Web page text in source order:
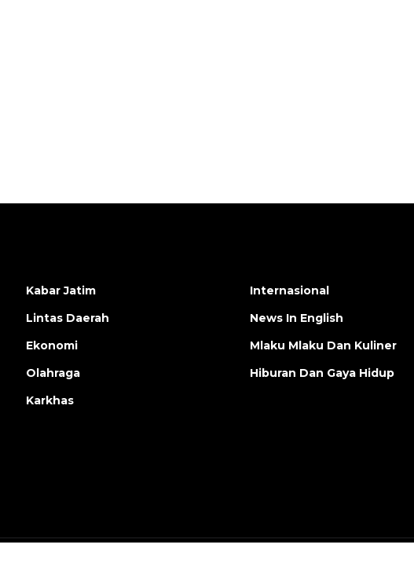
Kabar Jatim
Lintas Daerah
Ekonomi
Olahraga
Karkhas
Internasional
News In English
Mlaku Mlaku Dan Kuliner
Hiburan Dan Gaya Hidup